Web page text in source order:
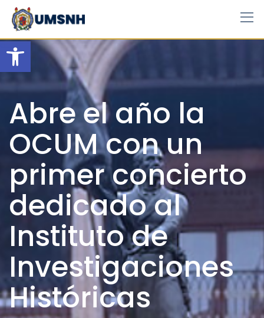
Open toolbar
Skip
content
Abre el año la
OCUM con un
primer concierto
dedicado al
Instituto de
Investigaciones
Históricas